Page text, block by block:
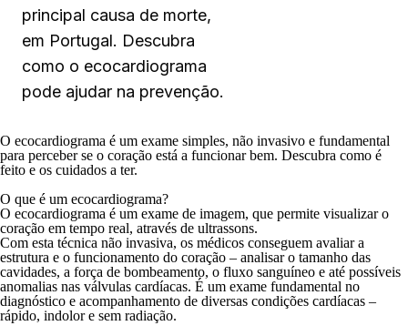
principal causa de morte,
em Portugal. Descubra
como o ecocardiograma
pode ajudar na prevenção.
O ecocardiograma é um exame simples, não invasivo e fundamental
para perceber se o coração está a funcionar bem. Descubra como é
feito e os cuidados a ter.
O que é um ecocardiograma?
O ecocardiograma é um exame de imagem, que permite visualizar o
coração em tempo real, através de ultrassons.
Com esta técnica não invasiva, os médicos conseguem avaliar a
estrutura e o funcionamento do coração – analisar o tamanho das
cavidades, a força de bombeamento, o fluxo sanguíneo e até possíveis
anomalias nas válvulas cardíacas. É um exame fundamental no
diagnóstico e acompanhamento de diversas condições cardíacas –
rápido, indolor e sem radiação.